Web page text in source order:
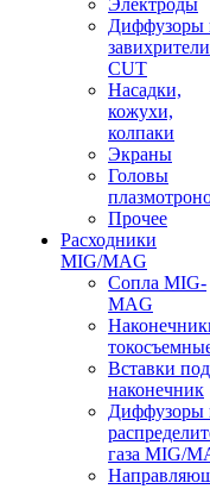
Электроды
Диффузоры
завихрители
CUT
Насадки,
кожухи,
колпаки
Экраны
Головы
Прочее
Расходники
MIG/MAG
Сопла MIG-
MAG
Вставки под
наконечник
Диффузоры
газа MIG/